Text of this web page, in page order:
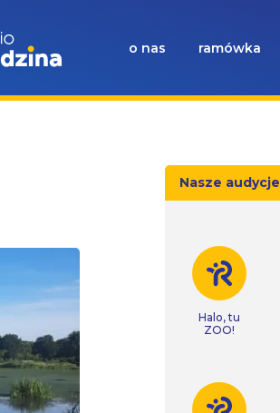
o nas ramówka
Nasze audycje
Halo, tu
ZOO!